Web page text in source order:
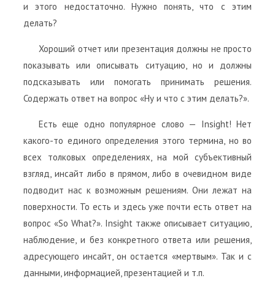
и этого недостаточно. Нужно понять, что с этим
делать?
Хороший отчет или презентация должны не просто
показывать или описывать ситуацию, но и должны
подсказывать или помогать принимать решения.
Содержать ответ на вопрос «Ну и что с этим делать?».
Есть еще одно популярное слово — Insight! Нет
какого-то единого определения этого термина, но во
всех толковых определениях, на мой субъективный
взгляд, инсайт либо в прямом, либо в очевидном виде
подводит нас к возможным решениям. Они лежат на
поверхности. То есть и здесь уже почти есть ответ на
вопрос «So What?». Insight также описывает ситуацию,
наблюдение, и без конкретного ответа или решения,
адресующего инсайт, он остается «мертвым». Так и с
данными, информацией, презентацией и т.п.